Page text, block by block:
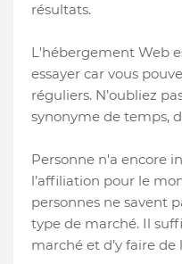
résultats.
L'hébergement Web
essayer car vous
réguliers. N’oubliez
synonyme de temps,
Personne n'a encore
l’affiliation pour le
personnes ne savent
type de marché. Il
marché et d’y faire de